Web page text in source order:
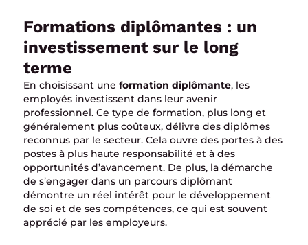
Formations diplômantes : un
investissement sur le long
terme
En choisissant une formation diplômante, les
employés investissent dans leur avenir
professionnel. Ce type de formation, plus long et
généralement plus coûteux, délivre des diplômes
reconnus par le secteur. Cela ouvre des portes à des
postes à plus haute responsabilité et à des
opportunités d’avancement. De plus, la démarche
de s’engager dans un parcours diplômant
démontre un réel intérêt pour le développement
de soi et de ses compétences, ce qui est souvent
apprécié par les employeurs.